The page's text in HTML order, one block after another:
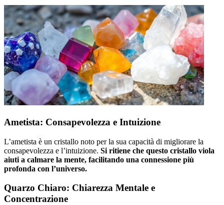
Ametista: Consapevolezza e Intuizione
L’ametista è un cristallo noto per la sua capacità di migliorare la
consapevolezza e l’intuizione. Si ritiene che questo cristallo viola
aiuti a calmare la mente, facilitando una connessione più
profonda con l’universo.
Quarzo Chiaro: Chiarezza Mentale e
Concentrazione